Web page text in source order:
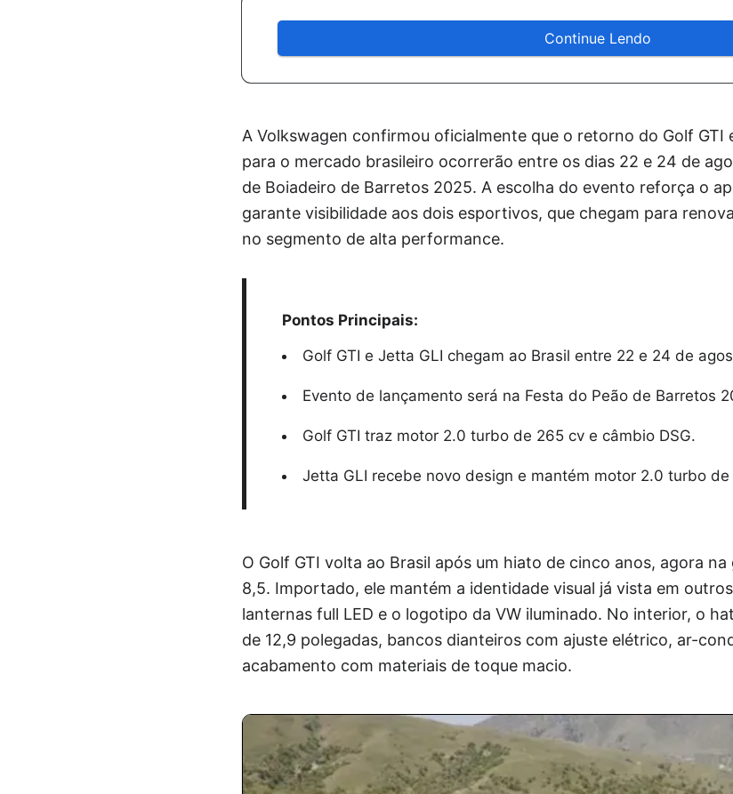
Continue Lendo
A Volkswagen confirmou oficialmente que o retorno do Golf GTI
para o mercado brasileiro ocorrerão entre os dias 22 e 24 de
de Boiadeiro de Barretos 2025. A escolha do evento reforça o
garante visibilidade aos dois esportivos, que chegam para
no segmento de alta performance.
Pontos Principais:
Golf GTI e Jetta GLI chegam ao Brasil entre 22 e 24 de
Evento de lançamento será na Festa do Peão de Barretos
Golf GTI traz motor 2.0 turbo de 265 cv e câmbio DSG.
Jetta GLI recebe novo design e mantém motor 2.0 turbo de
O Golf GTI volta ao Brasil após um hiato de cinco anos, agora
8,5. Importado, ele mantém a identidade visual já vista em
lanternas full LED e o logotipo da VW iluminado. No interior, o
de 12,9 polegadas, bancos dianteiros com ajuste elétrico, ar-
acabamento com materiais de toque macio.